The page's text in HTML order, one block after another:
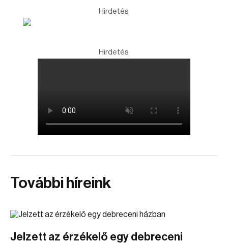
Hirdetés
Hirdetés
További híreink
Jelzett az érzékelő egy debreceni